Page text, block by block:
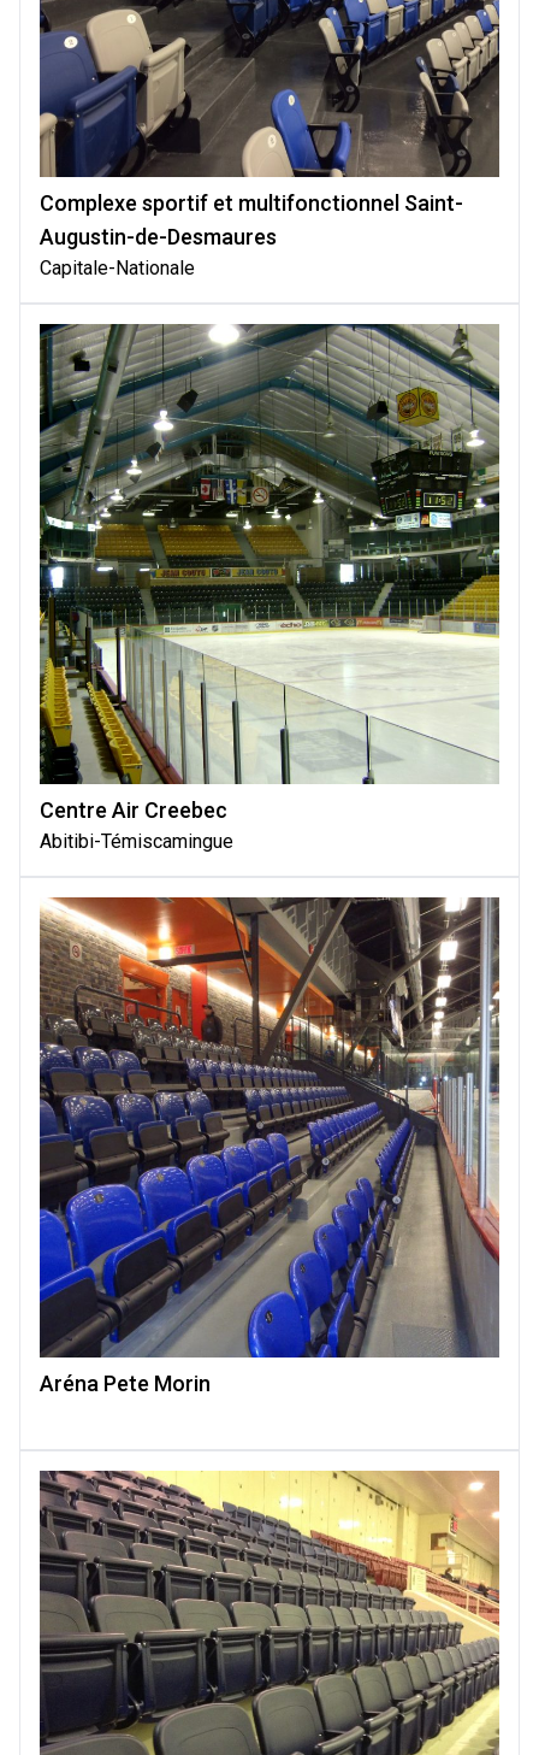
Complexe sportif et multifonctionnel Saint-
Augustin-de-Desmaures
Capitale-Nationale
Centre Air Creebec
Abitibi-Témiscamingue
Aréna Pete Morin